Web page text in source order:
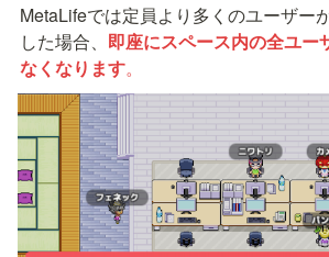
MetaLifeでは定員より多くのユーザー
した場合、 即座にスペース内の全ユー
なくなります。